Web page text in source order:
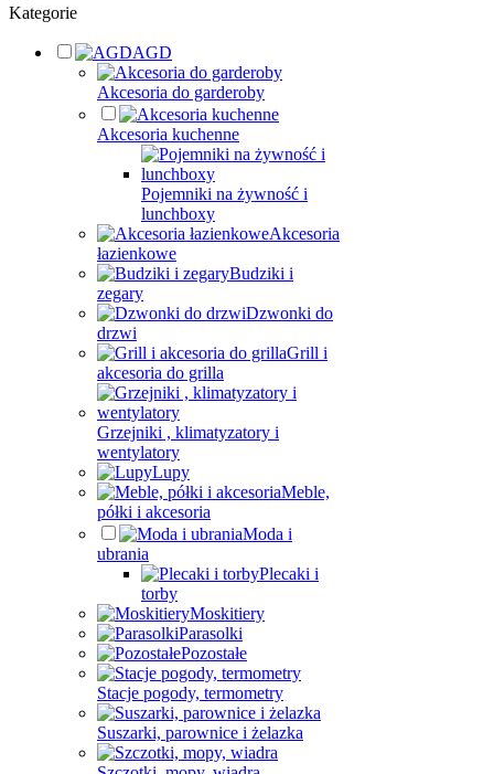
Kategorie
AGD
Akcesoria do garderoby
Akcesoria kuchenne
Pojemniki na żywność i
lunchboxy
Akcesoria
łazienkowe
Budziki i
zegary
Dzwonki do
drzwi
Grill i
akcesoria do grilla
Grzejniki , klimatyzatory i
wentylatory
Lupy
Meble,
półki i akcesoria
Moda i
ubrania
Plecaki i
torby
Moskitiery
Parasolki
Pozostałe
Stacje pogody, termometry
Suszarki, parownice i żelazka